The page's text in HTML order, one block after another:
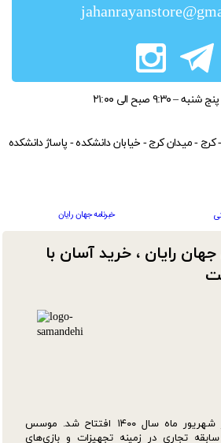
سایت فروشگاه jahanrayan از شهریور ماه سال ۱۴۰۰ افتتاح شد. موسس
با بیش از ۲۰ سال سابقه تجاری در زمینه تجهیزات و بازی‌های
رایان ، خرید آسان با
– ۹:۳۰ صبح الی ۲۱:۰۰
خبرنامه جهان رایان
- کرج - میدان کرج - خیابان دانشکده - پاساژ دانشکده